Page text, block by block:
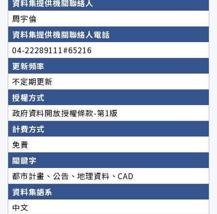
資料集提供機關聯絡人
周宇倫
資料集提供機關聯絡人電話
04-22289111#65216
更新頻率
不定期更新
授權方式
政府資料開放授權條款-第1版
計費方式
免費
關鍵字
都市計畫、公告、地理資料、CAD
資料集語系
中文